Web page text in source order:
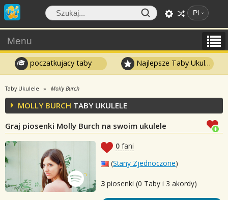
Pl
Menu
poczatkujacy taby Najlepsze Taby Ukulele
Taby Ukulele Molly Burch
MOLLY BURCH TABY UKULELE
Graj piosenki Molly Burch na swoim ukulele
0 fani
(Stany Zjednoczone)
3 piosenki (0 Taby i 3 akordy)